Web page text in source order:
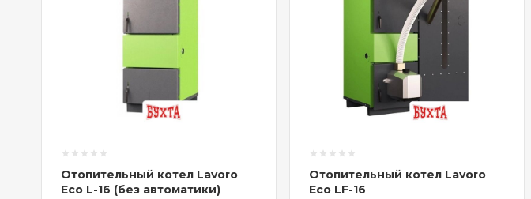
Отопительный котел Lavoro
Eco L-16 (без автоматики)
Отопительный котел Lavoro
Eco LF-16